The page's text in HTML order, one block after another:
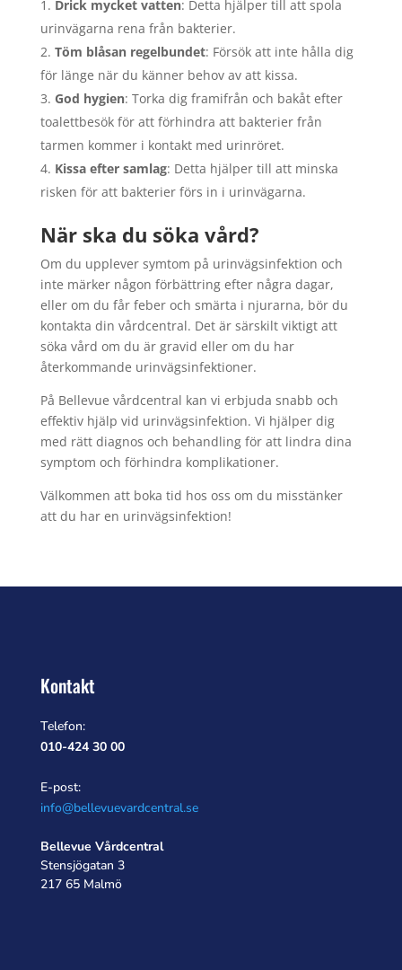
Drick mycket vatten: Detta hjälper till att spola
urinvägarna rena från bakterier.
Töm blåsan regelbundet: Försök att inte hålla dig
för länge när du känner behov av att kissa.
God hygien: Torka dig framifrån och bakåt efter
toalettbesök för att förhindra att bakterier från
tarmen kommer i kontakt med urinröret.
Kissa efter samlag: Detta hjälper till att minska
risken för att bakterier förs in i urinvägarna.
När ska du söka vård?
Om du upplever symtom på urinvägsinfektion och
inte märker någon förbättring efter några dagar,
eller om du får feber och smärta i njurarna, bör du
kontakta din vårdcentral. Det är särskilt viktigt att
söka vård om du är gravid eller om du har
återkommande urinvägsinfektioner.
På Bellevue vårdcentral kan vi erbjuda snabb och
effektiv hjälp vid urinvägsinfektion. Vi hjälper dig
med rätt diagnos och behandling för att lindra dina
symptom och förhindra komplikationer.
Välkommen att boka tid hos oss om du misstänker
att du har en urinvägsinfektion!
Kontakt
Telefon:
010-424 30 00
E-post:
info@bellevuevardcentral.se
Bellevue Vårdcentral
Stensjögatan 3
217 65 Malmö